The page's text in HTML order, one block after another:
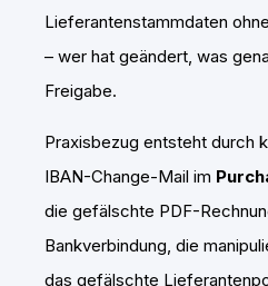
Lieferantenstammdaten
– wer hat geändert, was
Freigabe.
Praxisbezug entsteht durch
IBAN-Change-Mail im
die gefälschte PDF-
Bankverbindung, die
das gefälschte